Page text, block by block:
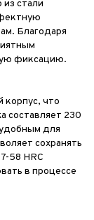
стали
Благодаря
фиксацию.
корпус, что
составляет 230
для
сохранять
58 HRC
в процессе